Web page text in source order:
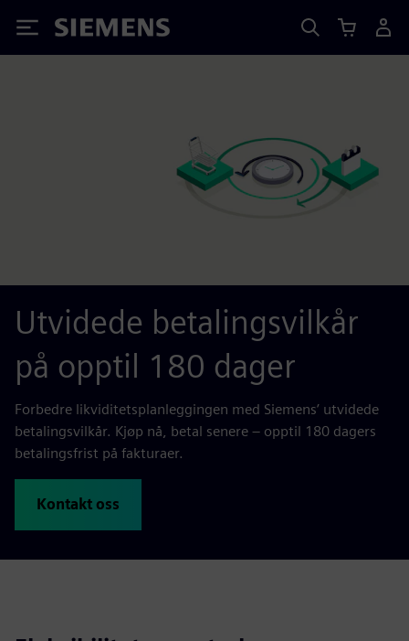
Siemens
Utvidede betalingsvilkår
på opptil 180 dager
Forbedre likviditetsplanleggingen med Siemens’ utvidede
betalingsvilkår. Kjøp nå, betal senere – opptil 180 dagers
betalingsfrist på fakturaer.
Kontakt oss